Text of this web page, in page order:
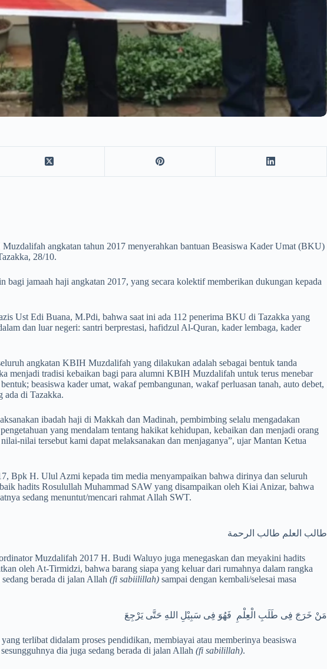
angkatan tahun 2017 menyerahkan bantuan Beasiswa Kader Umat (BKU)
28/10.
bagi jamaah haji angkatan 2017, yang secara kolektif memberikan dukungan kepada
Ust Edi Buana, M.Pdi, bahwa saat ini ada 112 penerima BKU di Tazakka yang
dan luar negeri: santri berprestasi, hafidzul Al-Quran, kader lembaga, kader
angkatan KBIH Muzdalifah yang dilakukan adalah sebagai bentuk tanda
menjadi tradisi kebaikan bagi para alumni KBIH Muzdalifah untuk terus menebar
beasiswa kader umat, wakaf pembangunan, wakaf perluasan tanah, auto debet,
ada di Tazakka.
ibadah haji di Makkah dan Madinah, pembimbing selalu mengadakan
yang mendalam tentang hakikat kehidupan, kebaikan dan menjadi orang
nilai tersebut kami dapat melaksanakan dan menjaganya”, ujar Mantan Ketua
Bpk H. Ulul Azmi kepada tim media menyampaikan bahwa dirinya dan seluruh
hadits Rosulullah Muhammad SAW yang disampaikan oleh Kiai Anizar, bahwa
sedang menuntut/mencari rahmat Allah SWT.
طالب العلم طالب الرحمة
Muzdalifah 2017 H. Budi Waluyo juga menegaskan dan meyakini hadits
oleh At-Tirmidzi, bahwa barang siapa yang keluar dari rumahnya dalam rangka
berada di jalan Allah (fi sabiilillah) sampai dengan kembali/selesai masa
مَنْ خَرَجَ فِى طَلَبِ الْعِلْمِ فَهُوَ فِى سَبِيْلِ اللهِ حَتَّى يَرْجِعَ
terlibat didalam proses pendidikan, membiayai atau memberinya beasiswa
dia juga sedang berada di jalan Allah (fi sabilillah).